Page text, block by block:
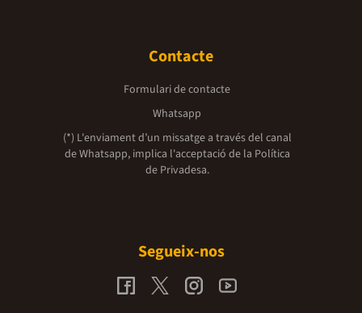
Contacte
Formulari de contacte
Whatsapp
(*) L'enviament d’un missatge a través del canal
de Whatsapp, implica l'acceptació de la Política
de Privadesa.
Segueix-nos